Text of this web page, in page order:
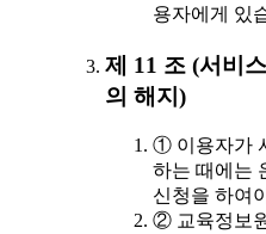
용자에게 있
제 11 조 (서비
의 해지)
① 이용자가
하는 때에는
신청을 하여
② 교육정보